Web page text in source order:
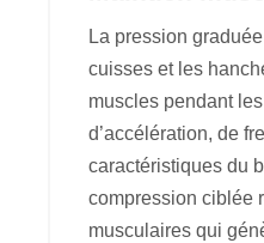
La pression
cuisses et les
muscles pendant
d’accélération, de
caractéristiques du
compression ciblée
musculaires qui